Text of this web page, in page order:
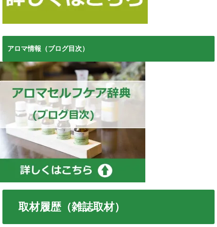
アロマ情報（ブログ目次）
取材履歴（雑誌取材）